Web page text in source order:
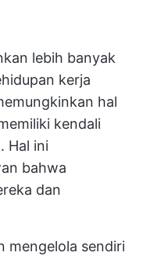
lebih banyak
kerja
hal
kendali
Hal ini
bahwa
dan
mengelola sendiri